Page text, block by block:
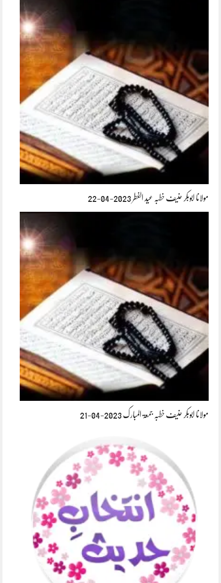
مولانا ابوبکر حنیف خطبہ عید الفطر 2023-04-22
مولانا ابوبکر حنیف خطبہ جمعۃ المبارک 2023-04-21